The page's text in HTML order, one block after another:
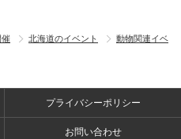
催 北海道のイベント
動物関連イベ
プライバシーポリシー
お問い合わせ